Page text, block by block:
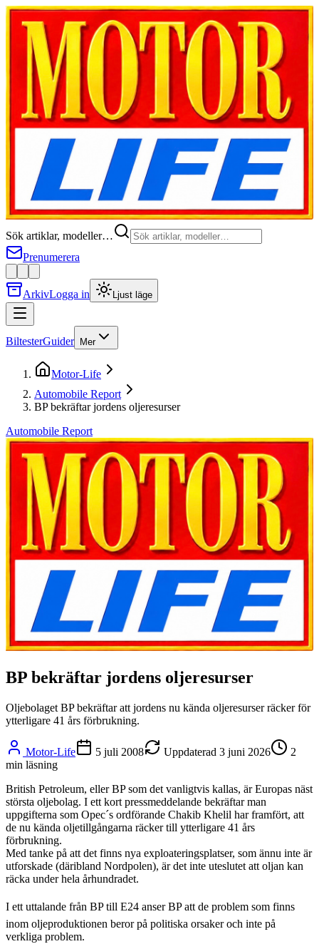
Sök artiklar, modeller…
Prenumerera
ArkivLogga in Ljust läge
BiltesterGuider Mer
Motor-Life
Automobile Report
BP bekräftar jordens oljeresurser
Automobile Report
BP bekräftar jordens oljeresurser
Oljebolaget BP bekräftar att jordens nu kända oljeresurser räcker för
ytterligare 41 års förbrukning.
Motor-Life 5 juli 2008 Uppdaterad 3 juni 2026
2
min läsning
British Petroleum, eller BP som det vanligtvis kallas, är Europas näst
största oljebolag. I ett kort pressmeddelande bekräftar man
uppgifterna som Opec´s ordförande Chakib Khelil har framfört, att
de nu kända oljetillgångarna räcker till ytterligare 41 års
förbrukning.
Med tanke på att det finns nya exploateringsplatser, som ännu inte är
utforskade (däribland Nordpolen), är det inte uteslutet att oljan kan
räcka under hela århundradet.
I ett uttalande från BP till E24 anser BP att de problem som finns
inom oljeproduktionen beror på politiska orsaker och inte på
verkliga problem.